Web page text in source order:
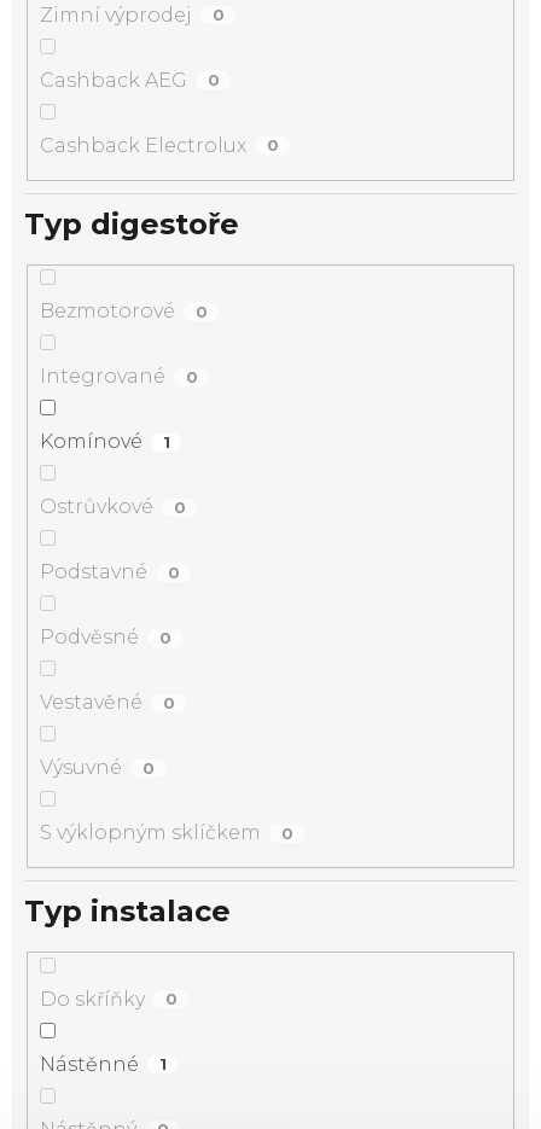
Zimní výprodej 0
Cashback AEG 0
Cashback Electrolux 0
Typ digestoře
Bezmotorové 0
Integrované 0
Komínové 1
Ostrůvkové 0
Podstavné 0
Podvěsné 0
Vestavěné 0
Výsuvné 0
S výklopným sklíčkem 0
Typ instalace
Do skříňky 0
Nástěnné 1